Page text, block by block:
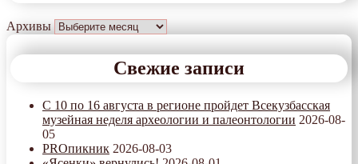
Архивы
Свежие записи
С 10 по 16 августа в регионе пройдет Всекузбасская
музейная неделя археологии и палеонтологии 2026-08-
05
PROпикник 2026-08-03